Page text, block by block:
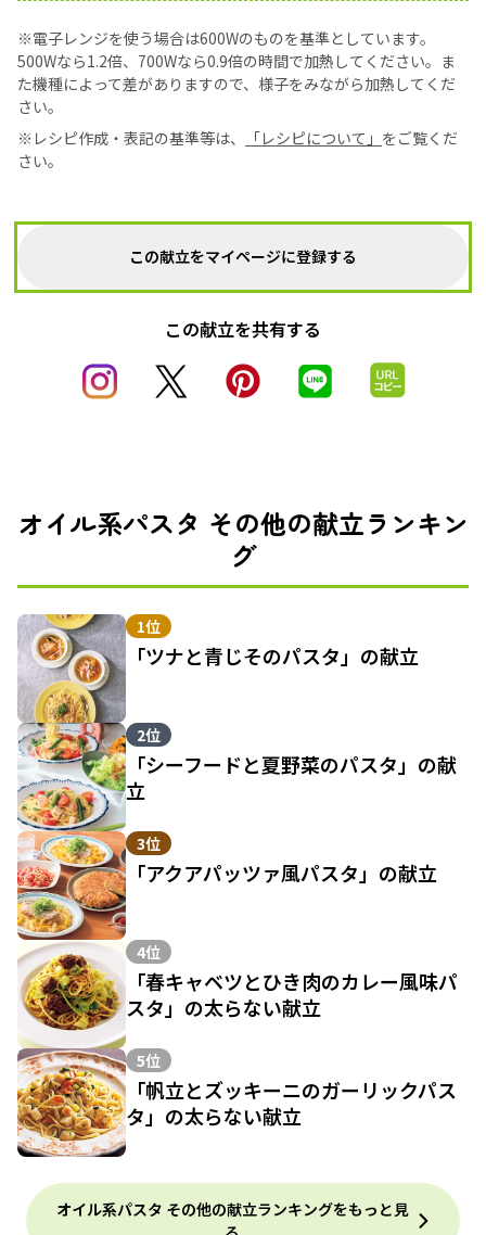
※電子レンジを使う場合は600Wのものを基準としています。
500Wなら1.2倍、700Wなら0.9倍の時間で加熱してください。ま
た機種によって差がありますので、様子をみながら加熱してくだ
さい。
※レシピ作成・表記の基準等は、
「レシピについて」 をご覧くだ
さい。
この献立をマイページに登録する
この献立を共有する
オイル系パスタ その他の献立ランキン
グ
1位
「ツナと青じそのパスタ」の献立
2位
「シーフードと夏野菜のパスタ」の献
立
3位
「アクアパッツァ風パスタ」の献立
4位
「春キャベツとひき肉のカレー風味パ
スタ」の太らない献立
5位
「帆立とズッキーニのガーリックパス
タ」の太らない献立
オイル系パスタ その他の献立ランキングをもっと見